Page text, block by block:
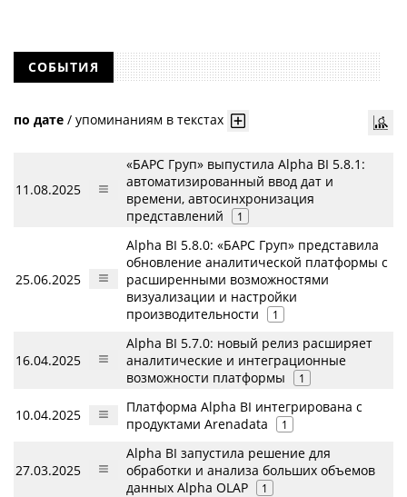
СОБЫТИЯ
по дате / упоминаниям в текстах
11.08.2025
«БАРС Груп» выпустила Alpha BI 5.8.1:
автоматизированный ввод дат и
времени, автосинхронизация
представлений
1
25.06.2025
Alpha BI 5.8.0: «БАРС Груп» представила
обновление аналитической платформы с
расширенными возможностями
визуализации и настройки
производительности
1
16.04.2025
Alpha BI 5.7.0: новый релиз расширяет
аналитические и интеграционные
возможности платформы
1
10.04.2025
Платформа Alpha BI интегрирована с
продуктами Arenadata
1
27.03.2025
Alpha BI запустила решение для
обработки и анализа больших объемов
данных Alpha OLAP
1